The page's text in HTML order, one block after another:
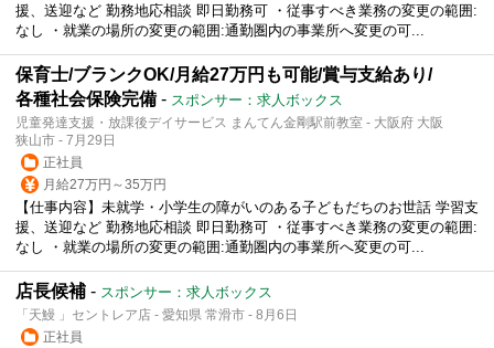
援、送迎など 勤務地応相談 即日勤務可 ・従事すべき業務の変更の範囲:
なし ・就業の場所の変更の範囲:通勤圏内の事業所へ変更の可...
保育士/ブランクOK/月給27万円も可能/賞与支給あり/
各種社会保険完備 - スポンサー：求人ボックス
児童発達支援・放課後デイサービス まんてん金剛駅前教室 - 大阪府 大阪
狭山市 - 7月29日
正社員
月給27万円～35万円
【仕事内容】未就学・小学生の障がいのある子どもだちのお世話 学習支
援、送迎など 勤務地応相談 即日勤務可 ・従事すべき業務の変更の範囲:
なし ・就業の場所の変更の範囲:通勤圏内の事業所へ変更の可...
店長候補 - スポンサー：求人ボックス
「天鰻 」セントレア店 - 愛知県 常滑市 - 8月6日
正社員